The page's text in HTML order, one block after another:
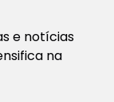
e notícias
na